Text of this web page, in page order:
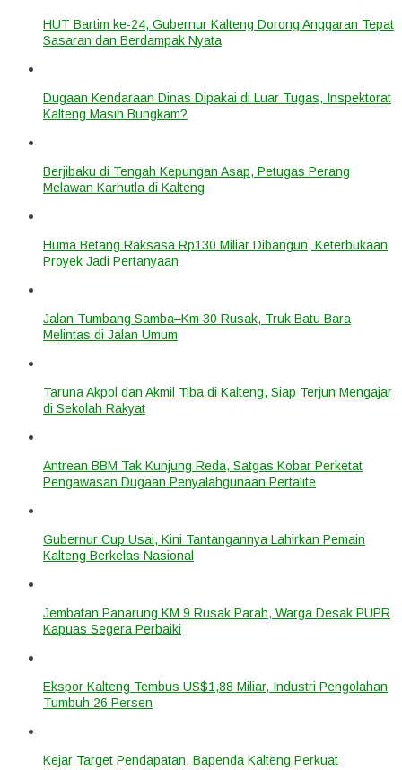
HUT Bartim ke-24, Gubernur Kalteng Dorong Anggaran Tepat
Sasaran dan Berdampak Nyata
Dugaan Kendaraan Dinas Dipakai di Luar Tugas, Inspektorat
Kalteng Masih Bungkam?
Berjibaku di Tengah Kepungan Asap, Petugas Perang
Melawan Karhutla di Kalteng
Huma Betang Raksasa Rp130 Miliar Dibangun, Keterbukaan
Proyek Jadi Pertanyaan
Jalan Tumbang Samba–Km 30 Rusak, Truk Batu Bara
Melintas di Jalan Umum
Taruna Akpol dan Akmil Tiba di Kalteng, Siap Terjun Mengajar
di Sekolah Rakyat
Antrean BBM Tak Kunjung Reda, Satgas Kobar Perketat
Pengawasan Dugaan Penyalahgunaan Pertalite
Gubernur Cup Usai, Kini Tantangannya Lahirkan Pemain
Kalteng Berkelas Nasional
Jembatan Panarung KM 9 Rusak Parah, Warga Desak PUPR
Kapuas Segera Perbaiki
Ekspor Kalteng Tembus US$1,88 Miliar, Industri Pengolahan
Tumbuh 26 Persen
Kejar Target Pendapatan, Bapenda Kalteng Perkuat